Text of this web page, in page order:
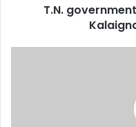
T.N.